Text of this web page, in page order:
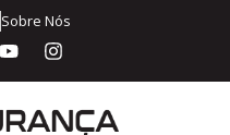
Sobre Nós